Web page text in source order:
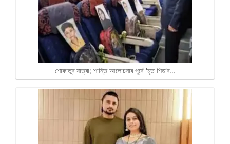
শোকাতুৰ যাত্ৰা; শান্তি আলোচনাৰ পূৰ্বে 'মৃত শিশু’ৰ…